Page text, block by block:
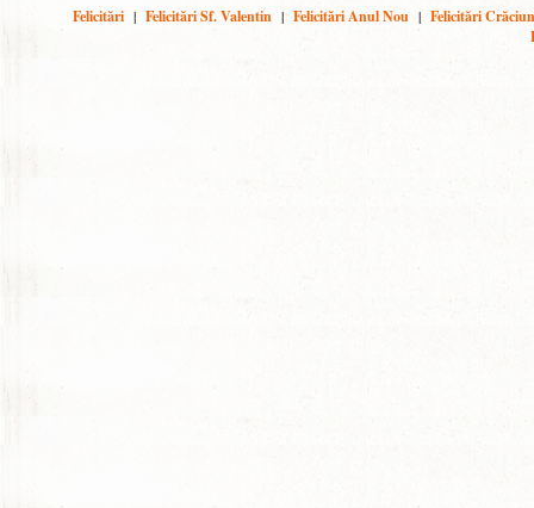
Felicitări | Felicitări Sf. Valentin | Felicitări Anul Nou | Felicitări